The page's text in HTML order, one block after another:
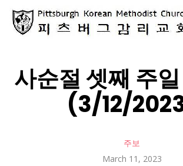
사순절 셋째 주
(3/12/
주보
March 11, 2023